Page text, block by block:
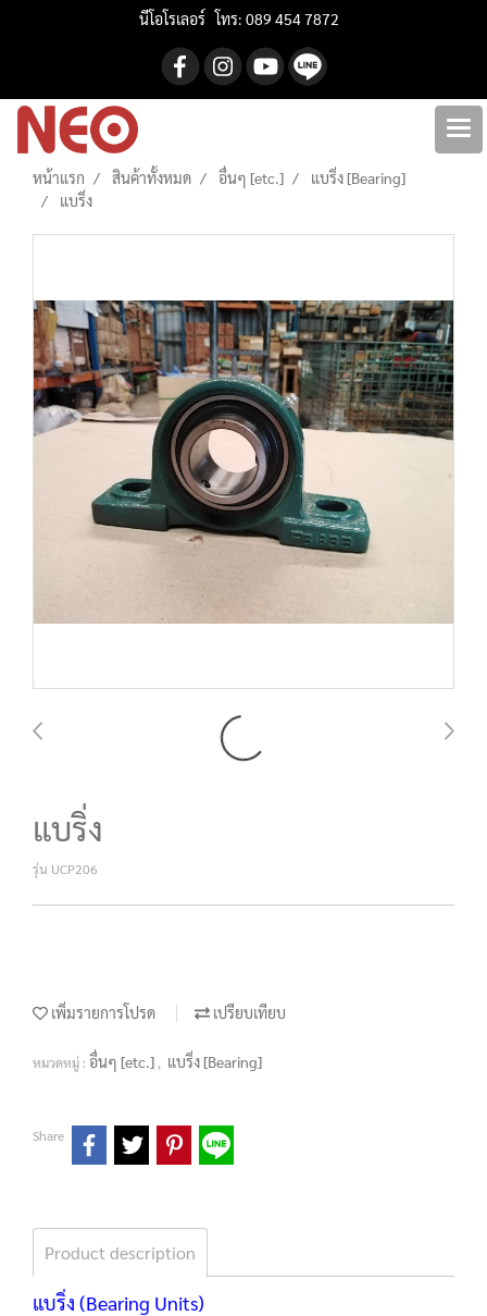
นีโอโรเลอร์ โทร: 089 454 7872
หน้าแรก สินค้าทั้งหมด อื่นๆ [etc.]
แบริ่ง [Bearing]
แบริ่ง
แบริ่ง
รุ่น UCP206
เพิ่มรายการโปรด เปรียบเทียบ
หมวดหมู่ : อื่นๆ [etc.] , แบริ่ง [Bearing]
Share
Product description
แบริ่ง (Bearing Units)